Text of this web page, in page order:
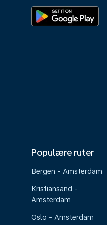
Populære ruter
Bergen - Amsterdam
Kristiansand -
Amsterdam
Oslo - Amsterdam